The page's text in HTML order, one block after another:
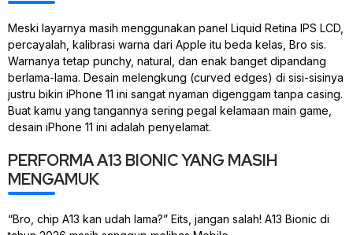
Meski layarnya masih menggunakan panel Liquid Retina IPS LCD,
percayalah, kalibrasi warna dari Apple itu beda kelas, Bro sis.
Warnanya tetap punchy, natural, dan enak banget dipandang
berlama-lama. Desain melengkung (curved edges) di sisi-sisinya
justru bikin iPhone 11 ini sangat nyaman digenggam tanpa casing.
Buat kamu yang tangannya sering pegal kelamaan main game
desain iPhone 11 ini adalah penyelamat.
PERFORMA A13 BIONIC YANG MASIH
MENGAMUK
“Bro, chip A13 kan udah lama?” Eits, jangan salah! A13 Bionic di